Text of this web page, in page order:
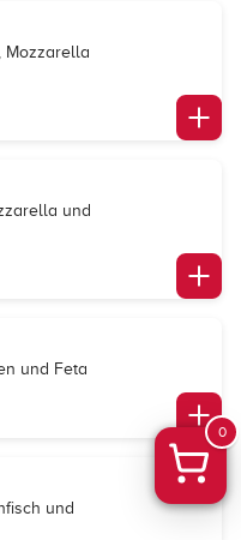
Mozzarella
und
und Feta
und
0